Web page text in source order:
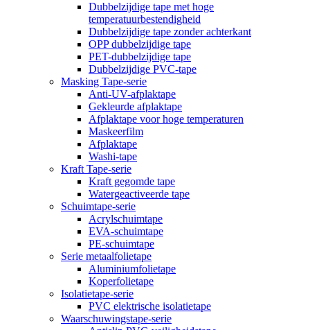
Dubbelzijdige tape met hoge
temperatuurbestendigheid
Dubbelzijdige tape zonder achterkant
OPP dubbelzijdige tape
PET-dubbelzijdige tape
Dubbelzijdige PVC-tape
Masking Tape-serie
Anti-UV-afplaktape
Gekleurde afplaktape
Afplaktape voor hoge temperaturen
Maskeerfilm
Afplaktape
Washi-tape
Kraft Tape-serie
Kraft gegomde tape
Watergeactiveerde tape
Schuimtape-serie
Acrylschuimtape
EVA-schuimtape
PE-schuimtape
Serie metaalfolietape
Aluminiumfolietape
Koperfolietape
Isolatietape-serie
PVC elektrische isolatietape
Waarschuwingstape-serie